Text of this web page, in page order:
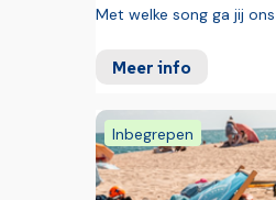
Met welke song ga jij
Meer info
Inbegrepen